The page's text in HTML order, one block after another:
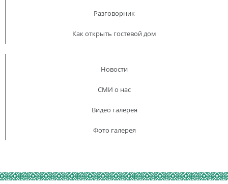
Разговорник
Как открыть гостевой дом
Новости
СМИ о нас
Видео галерея
Фото галерея